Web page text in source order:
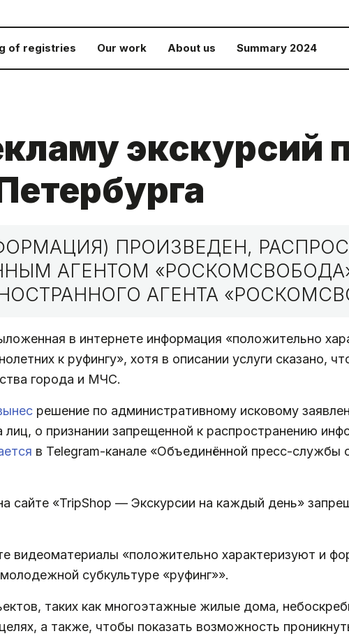
of registries Our work About us Summary 2024
экскурсий
ПРОИЗВЕДЕН,
АГЕНТОМ
АГЕНТА
в интернете информация «положительно
к руфингу», хотя в описании услуги сказано,
города и МЧС.
решение по административному исковому
лиц, о признании запрещенной к распространению
в Telegram-канале «Объединённой пресс-службы
сайте «TripShop — Экскурсии на каждый день»
видеоматериалы «положительно характеризуют и
субкультуре «руфинг»».
таких как многоэтажные жилые дома,
а также, чтобы показать возможность